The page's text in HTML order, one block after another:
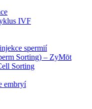
IVF
spermií
Sorting) – ZyMōt
Sorting
embryí